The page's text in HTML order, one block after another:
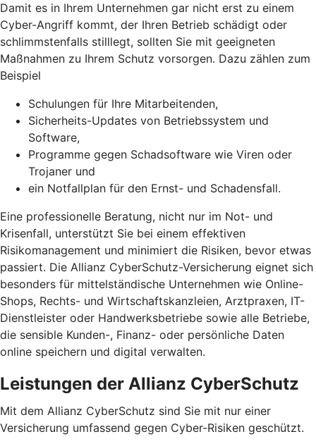
Damit es in Ihrem Unternehmen gar nicht erst zu einem
Cyber-Angriff kommt, der Ihren Betrieb schädigt oder
schlimmstenfalls stilllegt, sollten Sie mit geeigneten
Maßnahmen zu Ihrem Schutz vorsorgen. Dazu zählen zum
Beispiel
Schulungen für Ihre Mitarbeitenden,
Sicherheits-Updates von Betriebssystem und
Software,
Programme gegen Schadsoftware wie Viren oder
Trojaner und
ein Notfallplan für den Ernst- und Schadensfall.
Eine professionelle Beratung, nicht nur im Not- und
Krisenfall, unterstützt Sie bei einem effektiven
Risikomanagement und minimiert die Risiken, bevor etwas
passiert. Die Allianz CyberSchutz-Versicherung eignet sich
besonders für mittelständische Unternehmen wie Online-
Shops, Rechts- und Wirtschaftskanzleien, Arztpraxen, IT-
Dienstleister oder Handwerksbetriebe sowie alle Betriebe,
die sensible Kunden-, Finanz- oder persönliche Daten
online speichern und digital verwalten.
Leistungen der Allianz CyberSchutz
Mit dem Allianz CyberSchutz sind Sie mit nur einer
Versicherung umfassend gegen Cyber-Risiken geschützt.